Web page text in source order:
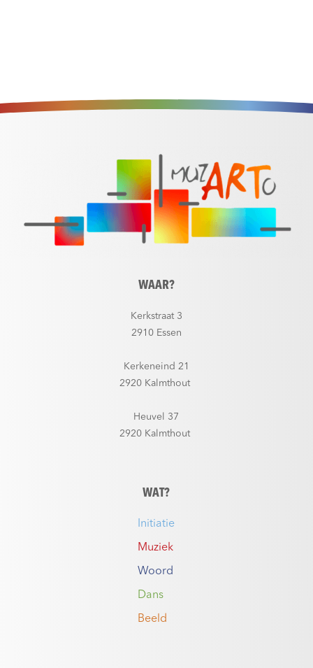
WAAR?
Kerkstraat 3
2910 Essen
Kerkeneind 21
2920 Kalmthout
Heuvel 37
2920 Kalmthout
WAT?
Initiatie
Muziek
Woord
Dans
Beeld